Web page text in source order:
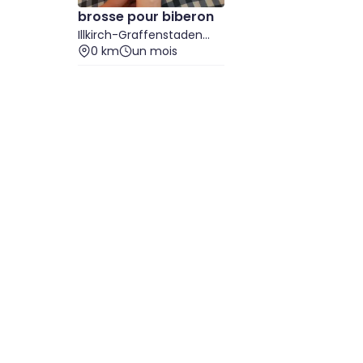
brosse pour biberon
Illkirch-Graffenstaden
(Bas-Rhin)
0 km un mois